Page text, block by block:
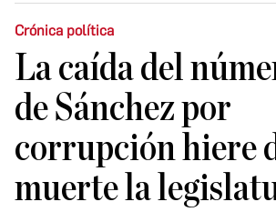
Crónica política
La caída del
de Sánchez por
corrupción hiere
muerte la